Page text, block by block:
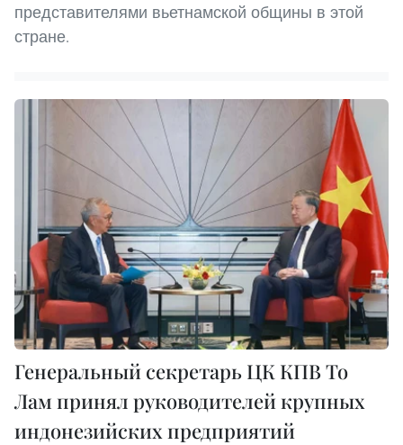
представителями вьетнамской общины в этой
стране.
Генеральный секретарь ЦК КПВ То
Лам принял руководителей крупных
индонезийских предприятий